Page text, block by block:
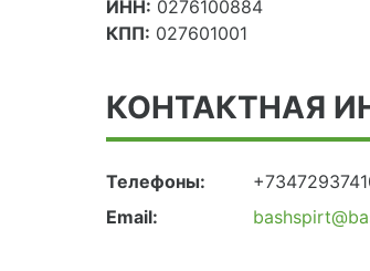
ИНН: 0276100884
КПП: 027601001
КОНТАКТНАЯ
Телефоны:
Email: